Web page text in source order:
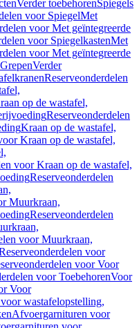
Verder toebehorenSpiegels
voor SpiegelMet
voor Met geïntegreerde
voor SpiegelkastenMet
voor Met geïntegreerde
GrepenVerder
Reserveonderdelen
op de wastafel,
Reserveonderdelen
Kraan op de wastafel,
Kraan op de wastafel,
voor Kraan op de wastafel,
Reserveonderdelen
Muurkraan,
Reserveonderdelen
voor Muurkraan,
voor
voor Voor
voor ToebehorenVoor
Voor
wastafelopstelling,
Afvoergarnituren voor